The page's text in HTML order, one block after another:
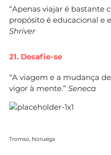
“Apenas viajar é bastante
propósito é educacional e
Shriver
21. Desafie-se
“A viagem e a mudança
vigor à mente.” Seneca
Tromso, Noruega